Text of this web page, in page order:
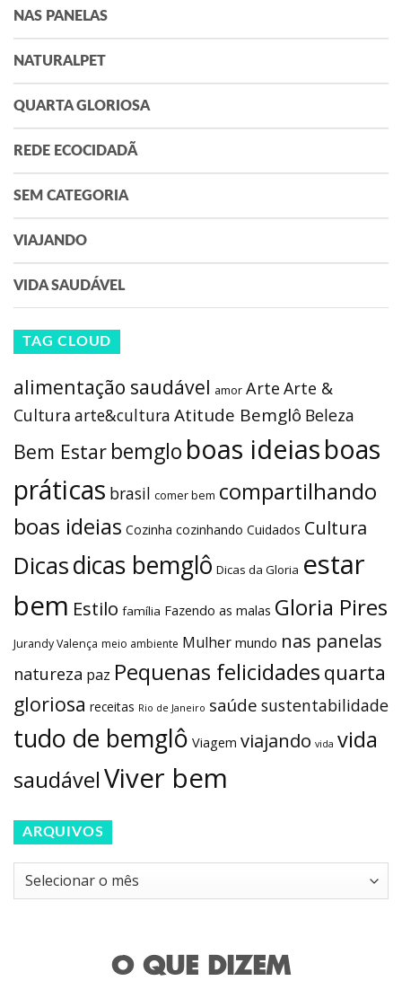
NAS PANELAS
NATURALPET
QUARTA GLORIOSA
REDE ECOCIDADÃ
SEM CATEGORIA
VIAJANDO
VIDA SAUDÁVEL
TAG CLOUD
alimentação saudável amor Arte Arte &
Cultura arte&cultura Atitude Bemglô Beleza
Bem Estar bemglo boas ideiasboas
práticas brasil comer bem compartilhando
boas ideias Cozinha cozinhando Cuidados Cultura
Dicasdicas bemglô Dicas da Gloria estar
bem Estilo família Fazendo as malas Gloria Pires
Jurandy Valença meio ambiente Mulher mundo nas panelas
natureza paz Pequenas felicidades quarta
gloriosa receitas Rio de Janeiro saúde sustentabilidade
tudo de bemglô Viagem viajando vida vida
saudávelViver bem
ARQUIVOS
Arquivos
O QUE DIZEM